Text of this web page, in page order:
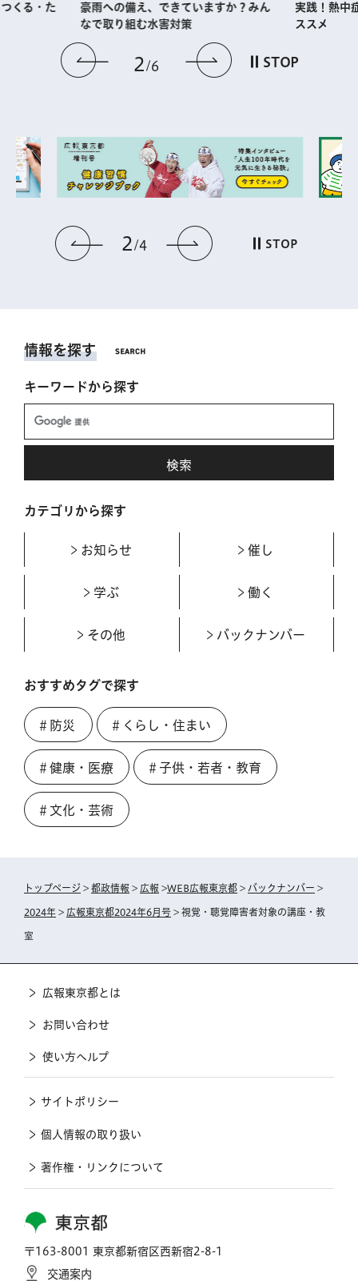
前のスライドを表示
2 6 次のスライドを
STOP
くる・た
豪雨への備え、できていますか？みん
なで取り組む水害対策
実践！熱中
ススメ
前のスライドを表示
2 4 次のスライドを表
STOP
情報を探す
キーワードから探す
カテゴリから探す
お知らせ 催し
学ぶ 働く
その他 バックナンバー
おすすめタグで探す
＃防災 ＃くらし・住まい
＃健康・医療 ＃子供・若者・教育
＃文化・芸術
トップページ > 都政情報 > 広報 >WEB広報東京都 > バックナンバー >
2024年 > 広報東京都2024年6月号 > 視覚・聴覚障害者対象の講座・教
室
東京都
〒163-8001 東京都新宿区西新宿2-8-1
交通案内
広報東京都とは
お問い合わせ
使い方ヘルプ
サイトポリシー
個人情報の取り扱い
著作権・リンクについて